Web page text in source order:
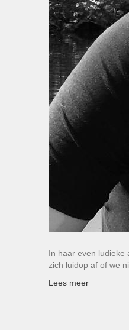
In haar even ludieke
zich luidop af of we
Lees meer